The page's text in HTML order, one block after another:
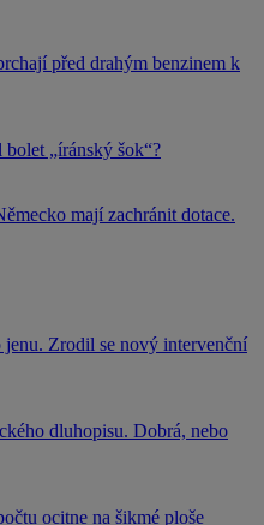
před drahým benzinem k
„íránský šok“?
mají zachránit dotace.
jenu. Zrodil se nový intervenční
dluhopisu. Dobrá, nebo
ocitne na šikmé ploše